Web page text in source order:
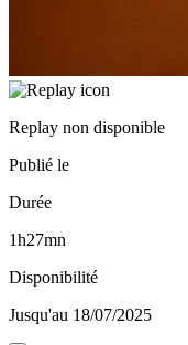
Replay non disponible
Publié le
Durée
1h27mn
Disponibilité
Jusqu'au 18/07/2025